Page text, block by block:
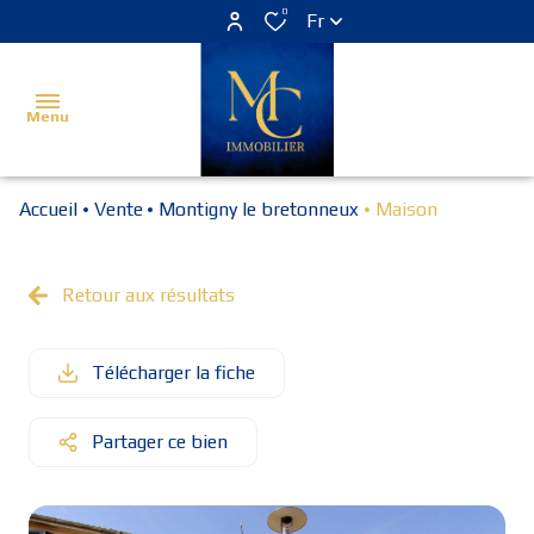
0 Fr
Menu
Estimer
Louer
Vendu
neuf
Accueil Vente Montigny le bretonneux Maison
Retour aux résultats
Télécharger la fiche
Partager ce bien